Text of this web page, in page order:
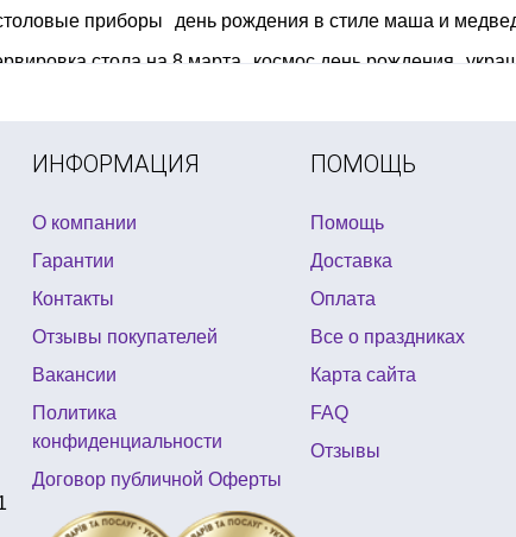
приборы
день рождения в стиле маша и
стола на 8 марта космос день рождения
ИНФОРМАЦИЯ
О компании
Гарантии
Контакты
Отзывы покупателей
Вакансии
Политика
конфиденциальности
Договор публичной Оферты
ПОМОЩЬ
Помощь
Доставка
Оплата
Все о праздниках
Карта сайта
FAQ
Отзывы